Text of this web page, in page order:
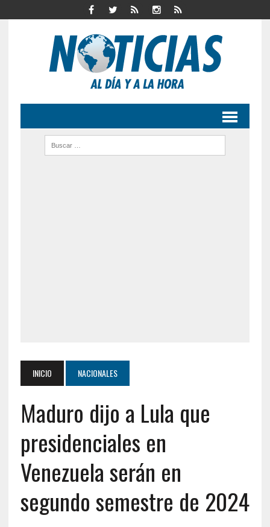
INICIO NACIONALES
Maduro dijo a Lula que
presidenciales en
Venezuela serán en
segundo semestre de 2024